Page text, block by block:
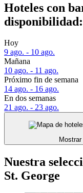
Hoteles con
disponibilidad:
Hoy
9 ago. - 10 ago.
Mañana
10 ago. - 11 ago.
Próximo fin de semana
14 ago. - 16 ago.
En dos semanas
21 ago. - 23 ago.
Nuestra
St. George